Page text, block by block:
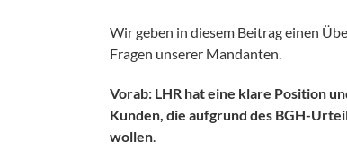
Wir geben in diesem Beitrag einen
Fragen unserer Mandanten.
Vorab: LHR hat eine klare Position
Kunden, die aufgrund des BGH-
wollen